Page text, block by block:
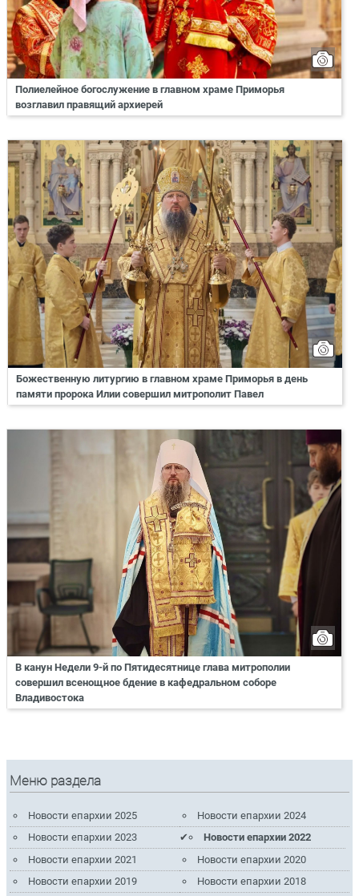
Полиелейное богослужение в главном храме Приморья
возглавил правящий архиерей
Божественную литургию в главном храме Приморья в день
памяти пророка Илии совершил митрополит Павел
В канун Недели 9-й по Пятидесятнице глава митрополии
совершил всенощное бдение в кафедральном соборе
Владивостока
Меню раздела
Новости епархии 2025
Новости епархии 2024
Новости епархии 2023
Новости епархии 2022
Новости епархии 2021
Новости епархии 2020
Новости епархии 2019
Новости епархии 2018